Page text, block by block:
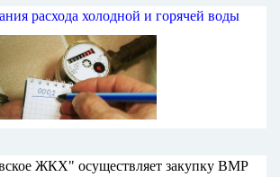
расхода холодной и горячей воды
ЖКХ" осуществляет закупку ВМР